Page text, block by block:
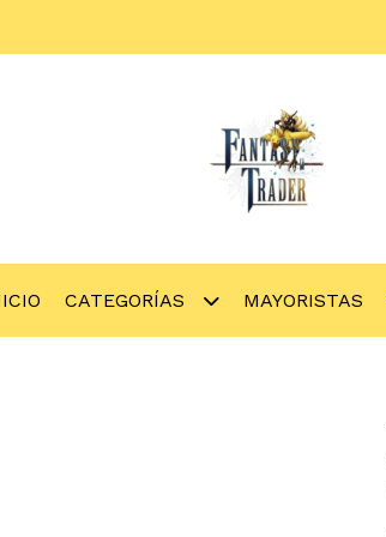
CATEGORÍAS MAYORISTAS